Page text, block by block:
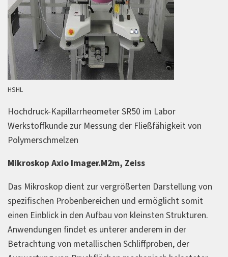
HSHL
Hochdruck-Kapillarrheometer SR50 im Labor
Werkstoffkunde zur Messung der Fließfähigkeit von
Polymerschmelzen
Mikroskop Axio Imager.M2m, Zeiss
Das Mikroskop dient zur vergrößerten Darstellung von
spezifischen Probenbereichen und ermöglicht somit
einen Einblick in den Aufbau von kleinsten Strukturen.
Anwendungen findet es unterer anderem in der
Betrachtung von metallischen Schliffproben, der